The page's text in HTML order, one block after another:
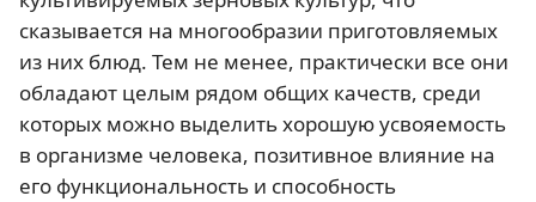
сказывается на многообразии приготовляемых
из них блюд. Тем не менее, практически все они
обладают целым рядом общих качеств, среди
которых можно выделить хорошую усвояемость
в организме человека, позитивное влияние на
его функциональность и способность